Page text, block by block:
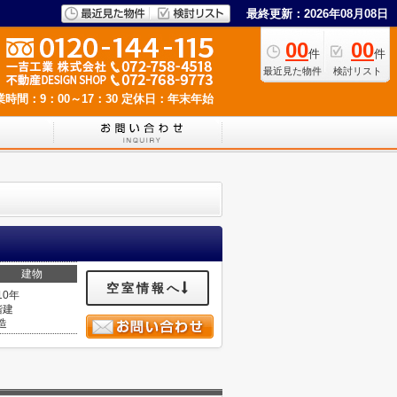
最終更新：2026年08月08日
00件
最近見た物件
00件
検討リスト
時間：9：00～17：30 定休日：年末年始
建物
年
建
空室情報へ